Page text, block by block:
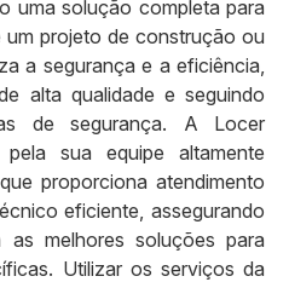
uma solução completa para
projeto de construção ou
a segurança e a eficiência,
alta qualidade e seguindo
de segurança. A Locer
sua equipe altamente
proporciona atendimento
eficiente, assegurando
melhores soluções para
Utilizar os serviços da